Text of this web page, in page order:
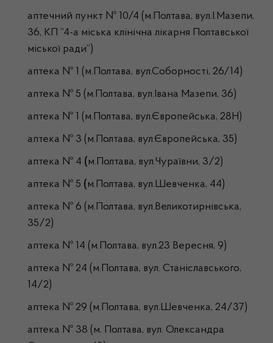
аптечний пункт № 10/4 (м.Полтава, вул.І.Мазепи,
36, КП “4-а міська клінічна лікарня Полтавської
міської ради”)
аптека № 1 (м.Полтава, вул.Соборності, 26/14)
аптека № 5 (м.Полтава, вул.Івана Мазепи, 36)
аптека № 1 (м.Полтава, вул.Європейська, 28Н)
аптека № 3 (м.Полтава, вул.Європейська, 35)
аптека № 4 (м.Полтава, вул.Чураївни, 3/2)
аптека № 5 (м.Полтава, вул.Шевченка, 44)
аптека № 6 (м.Полтава, вул.Великотирнівська,
35/2)
аптека № 14 (м.Полтава, вул.23 Вересня, 9)
аптека № 24 (м.Полтава, вул. Станіславського,
14/2)
аптека № 29 (м.Полтава, вул.Шевченка, 24/37)
аптека № 38 (м. Полтава, вул. Олександра